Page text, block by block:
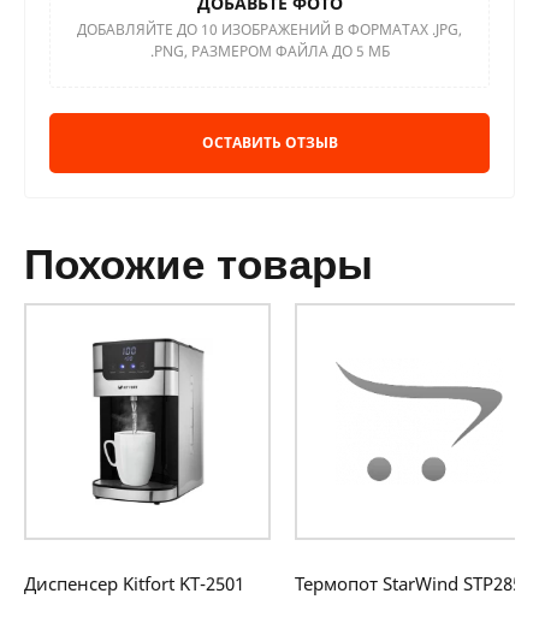
ДОБАВЛЯЙТЕ ДО 10 ИЗОБРАЖЕНИЙ В ФОРМАТАХ .JPG,
.PNG, РАЗМЕРОМ ФАЙЛА ДО 5 МБ
ОСТАВИТЬ ОТЗЫВ
похожие товары
Диспенсер Kitfort KT-2501 Термопот StarWind STP2850